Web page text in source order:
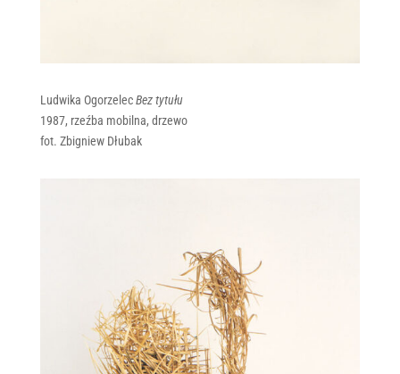
Ludwika OgorzelecBez tytułu
1987, rzeźba mobilna, drzewo
fot. Zbigniew Dłubak